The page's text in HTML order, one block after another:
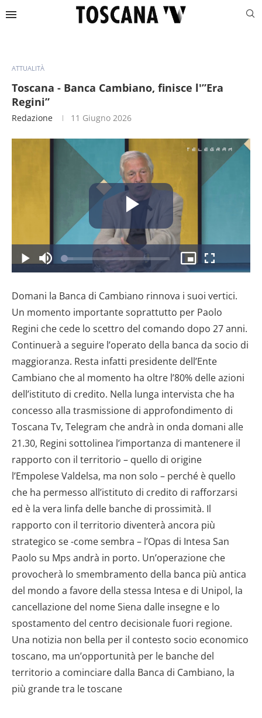
ATTUALITÀ
Toscana - Banca Cambiano, finisce l'”Era
Regini”
Redazione 11 Giugno 2026
il
video
PlayDisattiva
l’audio
Caricato:
8.24%
Picture-
in-
Schermo
intero
Domani la Banca di Cambiano rinnova i suoi vertici.
Un momento importante soprattutto per Paolo
Regini che cede lo scettro del comando dopo 27 anni.
Continuerà a seguire l’operato della banca da socio di
maggioranza. Resta infatti presidente dell’Ente
Cambiano che al momento ha oltre l’80% delle azioni
dell’istituto di credito. Nella lunga intervista che ha
concesso alla trasmissione di approfondimento di
Toscana Tv, Telegram che andrà in onda domani alle
21.30, Regini sottolinea l’importanza di mantenere il
rapporto con il territorio – quello di origine
l’Empolese Valdelsa, ma non solo – perché è quello
che ha permesso all’istituto di credito di rafforzarsi
ed è la vera linfa delle banche di prossimità. Il
rapporto con il territorio diventerà ancora più
strategico se -come sembra – l’Opas di Intesa San
Paolo su Mps andrà in porto. Un’operazione che
provocherà lo smembramento della banca più antica
del mondo a favore della stessa Intesa e di Unipol, la
cancellazione del nome Siena dalle insegne e lo
spostamento del centro decisionale fuori regione.
Una notizia non bella per il contesto socio economico
toscano, ma un’opportunità per le banche del
territorio a cominciare dalla Banca di Cambiano, la
più grande tra le toscane